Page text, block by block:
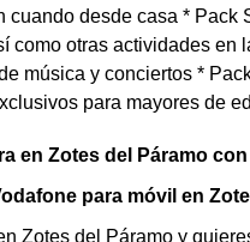
cuando desde casa * Pack
como otras actividades en
música y conciertos *
para mayores de
en Zotes del Páramo
para móvil en
Zotes del Páramo y